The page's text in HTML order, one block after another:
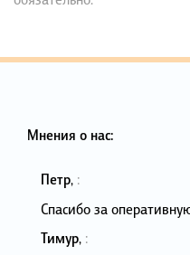
Мнения о нас:
Петр, :
Спасибо за
Тимур, :